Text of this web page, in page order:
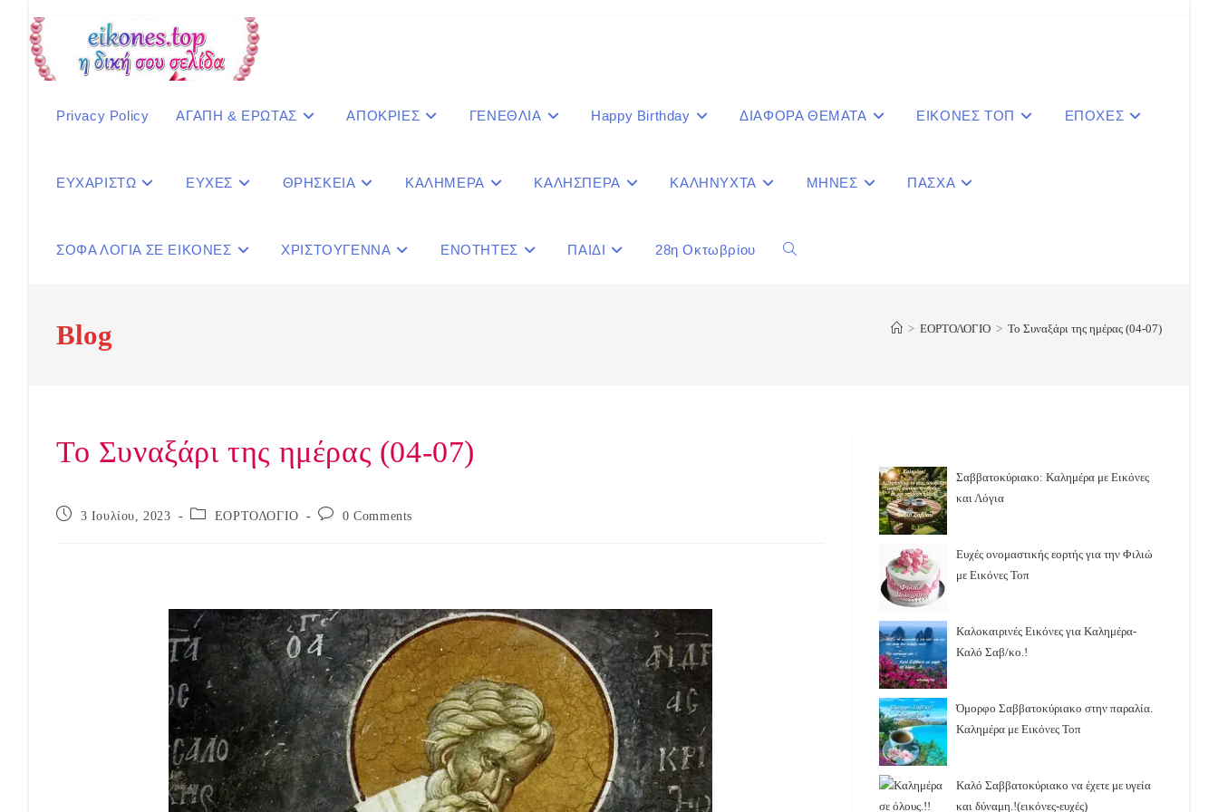
content
Privacy Policy ΑΓΑΠΗ & ΕΡΩΤΑΣ ΑΠΟΚΡΙΕΣ ΓΕΝΕΘΛΙΑ Happy Birthday ΔΙΑΦΟΡΑ ΘΕΜΑΤΑ ΕΙΚΟΝΕΣ ΤΟΠ ΕΠΟΧΕΣ
ΕΥΧΑΡΙΣΤΩ ΕΥΧΕΣ ΘΡΗΣΚΕΙΑ ΚΑΛΗΜΕΡΑ ΚΑΛΗΣΠΕΡΑ ΚΑΛΗΝΥΧΤΑ ΜΗΝΕΣ ΠΑΣΧΑ
ΣΟΦΑ ΛΟΓΙΑ ΣΕ ΕΙΚΟΝΕΣ ΧΡΙΣΤΟΥΓΕΝΝΑ ΕΝΟΤΗΤΕΣ ΠΑΙΔΙ 28η Οκτωβρίου Toggle
Blog > ΕΟΡΤΟΛΟΓΙΟ > Το Συναξάρι της ημέρας (04-07)
Το Συναξάρι της ημέρας (04-07)
Post
3 Ιουλίου, 2023
Post ΕΟΡΤΟΛΟΓΙΟ
Post 0 Comments
Σαββατοκύριακο: Καλημέρα με Εικόνες
και Λόγια
Ευχές ονομαστικής εορτής για την Φιλιώ
με Εικόνες Τοπ
Καλοκαιρινές Εικόνες για Καλημέρα-
Καλό Σαβ/κο.!
Όμορφο Σαββατοκύριακο στην παραλία.
Καλημέρα με Εικόνες Τοπ
Καλό Σαββατοκύριακο να έχετε με υγεία
και δύναμη.!(εικόνες-ευχές)